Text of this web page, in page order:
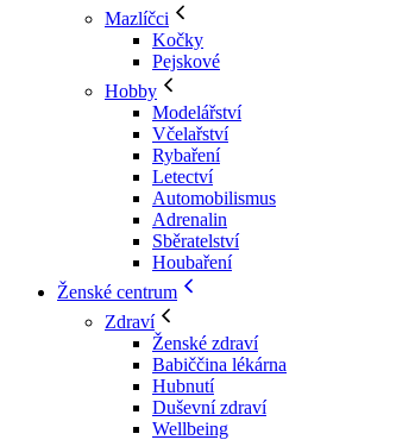
Mazlíčci
Kočky
Pejskové
Hobby
Modelářství
Včelařství
Rybaření
Letectví
Automobilismus
Adrenalin
Sběratelství
Houbaření
Ženské centrum
Zdraví
Ženské zdraví
Babiččina lékárna
Hubnutí
Duševní zdraví
Wellbeing